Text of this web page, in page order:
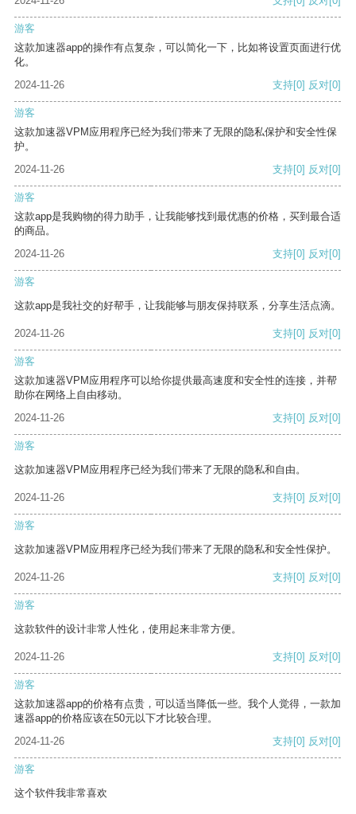
游客
这款加速器app的操作有点复杂，可以简化一下，比如将设置页面进行优
化。
2024-11-26
支持[0] 反对[0]
游客
这款加速器VPM应用程序已经为我们带来了无限的隐私保护和安全性保
护。
2024-11-26
支持[0] 反对[0]
游客
这款app是我购物的得力助手，让我能够找到最优惠的价格，买到最合适
的商品。
2024-11-26
支持[0] 反对[0]
游客
这款app是我社交的好帮手，让我能够与朋友保持联系，分享生活点滴。
2024-11-26 支持[0] 反对[0]
游客
这款加速器VPM应用程序可以给你提供最高速度和安全性的连接，并帮
助你在网络上自由移动。
2024-11-26
支持[0] 反对[0]
游客
这款加速器VPM应用程序已经为我们带来了无限的隐私和自由。
2024-11-26 支持[0] 反对[0]
游客
这款加速器VPM应用程序已经为我们带来了无限的隐私和安全性保护。
2024-11-26 支持[0] 反对[0]
游客
这款软件的设计非常人性化，使用起来非常方便。
2024-11-26 支持[0] 反对[0]
游客
这款加速器app的价格有点贵，可以适当降低一些。我个人觉得，一款加
速器app的价格应该在50元以下才比较合理。
2024-11-26
支持[0] 反对[0]
游客
这个软件我非常喜欢